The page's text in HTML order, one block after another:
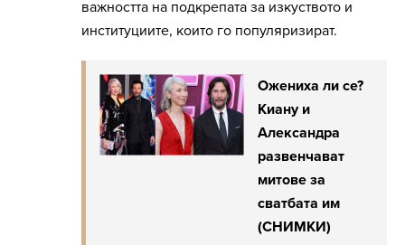
важността на подкрепата за изкуството и
институциите, които го популяризират.
Ожениха ли се?
Киану и
Александра
развенчават
митове за
сватбата им
(СНИМКИ)